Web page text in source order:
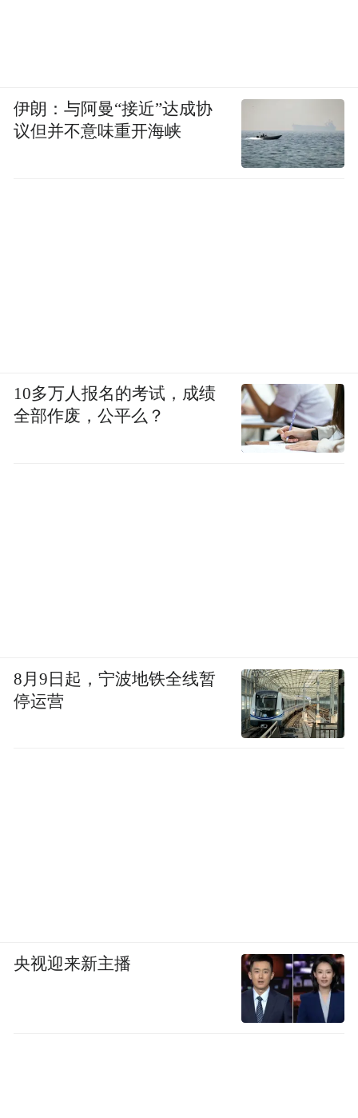
伊朗：与阿曼“接近”达成协
议但并不意味重开海峡
10多万人报名的考试，成绩
全部作废，公平么？
8月9日起，宁波地铁全线暂
停运营
央视迎来新主播